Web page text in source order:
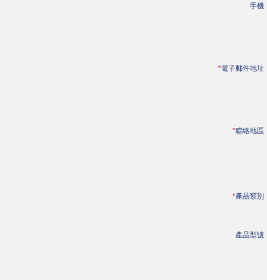
手機
*電子郵件地址
*聯絡地區
*產品類別
產品型號